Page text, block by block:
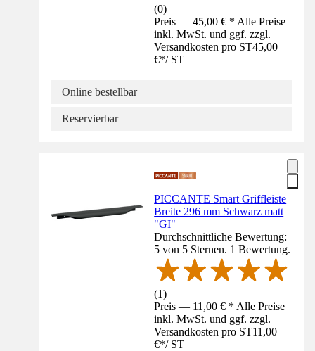
(0)
Preis — 45,00 € * Alle Preise
inkl. MwSt. und ggf. zzgl.
Versandkosten pro ST45,00
€*/ ST
Online bestellbar
Reservierbar
PICCANTE Smart Griffleiste
Breite 296 mm Schwarz matt
"GI"
Durchschnittliche Bewertung:
5 von 5 Sternen. 1 Bewertung.
(1)
Preis — 11,00 € * Alle Preise
inkl. MwSt. und ggf. zzgl.
Versandkosten pro ST11,00
€*/ ST